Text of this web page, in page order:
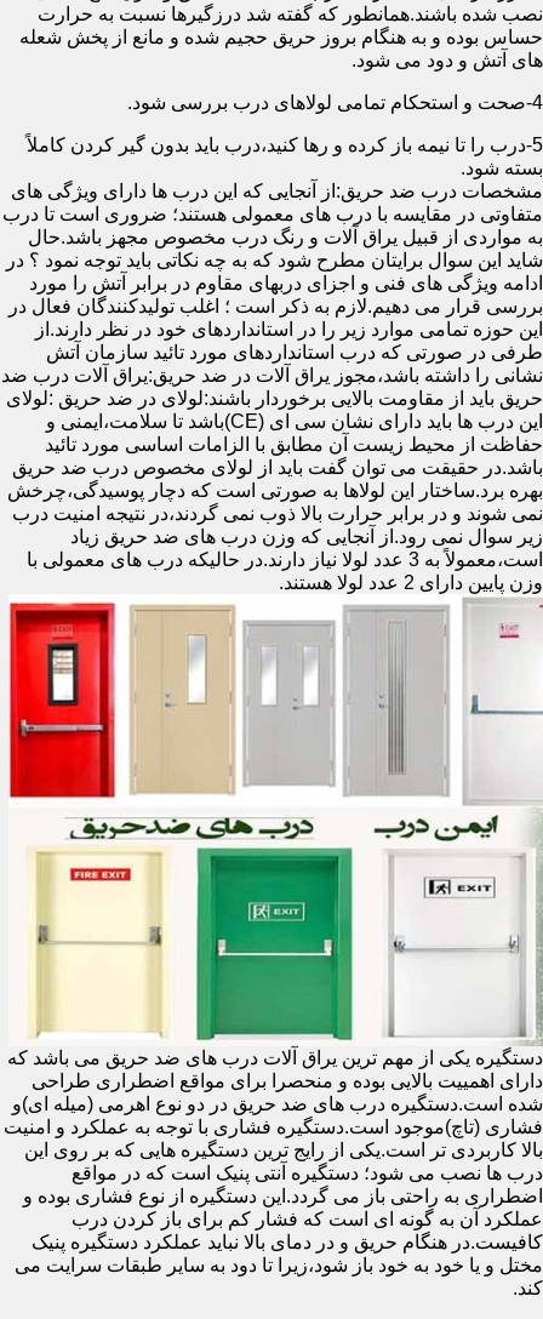
نصب شده باشند.همانطور که گفته شد درزگیرها نسبت به حرارت
حساس بوده و به هنگام بروز حریق حجیم شده و مانع از پخش شعله
های آتش و دود می شود.
4-صحت و استحکام تمامی لولاهای درب بررسی شود.
5-درب را تا نیمه باز کرده و رها کنید،درب باید بدون گیر کردن کاملاً
بسته شود.
مشخصات درب ضد حریق:از آنجایی که این درب ها دارای ویژگی های
متفاوتی در مقایسه با درب های معمولی هستند؛ ضروری است تا درب
به مواردی از قبیل یراق آلات و رنگ درب مخصوص مجهز باشد.حال
شاید این سوال برایتان مطرح شود که به چه نکاتی باید توجه نمود ؟ در
ادامه ویژگی های فنی و اجزای دربهای مقاوم در برابر آتش را مورد
بررسی قرار می دهیم.لازم به ذکر است ؛ اغلب تولیدکنندگان فعال در
این حوزه تمامی موارد زیر را در استانداردهای خود در نظر دارند.از
طرفی در صورتی که درب استانداردهای مورد تائید سازمان آتش
نشانی را داشته باشد،مجوز یراق آلات در ضد حریق:یراق آلات درب ضد
حریق باید از مقاومت بالایی برخوردار باشند:لولای در ضد حریق :لولای
این درب ها باید دارای نشان سی ای (CE)باشد تا سلامت،ایمنی و
حفاظت از محیط زیست آن مطابق با الزامات اساسی مورد تائید
باشد.در حقیقت می توان گفت باید از لولای مخصوص درب ضد حریق
بهره برد.ساختار این لولاها به صورتی است که دچار پوسیدگی،چرخش
نمی شوند و در برابر حرارت بالا ذوب نمی گردند،در نتیجه امنیت درب
زیر سوال نمی رود.از آنجایی که وزن درب های ضد حریق زیاد
است،معمولاً به 3 عدد لولا نیاز دارند.در حالیکه درب های معمولی با
وزن پایین دارای 2 عدد لولا هستند.
دستگیره یکی از مهم ترین یراق آلات درب های ضد حریق می باشد که
دارای اهمییت بالایی بوده و منحصرا برای مواقع اضطراری طراحی
شده است.دستگیره درب های ضد حریق در دو نوع اهرمی (میله ای)و
فشاری (تاچ)موجود است.دستگیره فشاری با توجه به عملکرد و امنیت
بالا کاربردی تر است.یکی از رایج ترین دستگیره هایی که بر روی این
درب ها نصب می شود؛ دستگیره آنتی پنیک است که در مواقع
اضطراری به راحتی باز می گردد.این دستگیره از نوع فشاری بوده و
عملکرد آن به گونه ای است که فشار کم برای باز کردن درب
کافیست.در هنگام حریق و در دمای بالا نباید عملکرد دستگیره پنیک
مختل و یا خود به خود باز شود،زیرا تا دود به سایر طبقات سرایت می
کند.